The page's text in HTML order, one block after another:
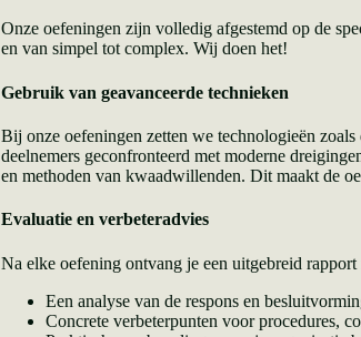
Onze oefeningen zijn volledig afgestemd op de
en van simpel tot complex. Wij doen het!
Gebruik van geavanceerde technieken
Bij onze oefeningen zetten we technologieën
deelnemers geconfronteerd met moderne
en methoden van kwaadwillenden. Dit maakt de
Evaluatie en verbeteradvies
Na elke oefening ontvang je een uitgebreid rapport
Een analyse van de respons en
Concrete verbeterpunten voor procedures,